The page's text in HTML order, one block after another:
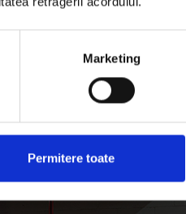
Marketing
Permitere toate